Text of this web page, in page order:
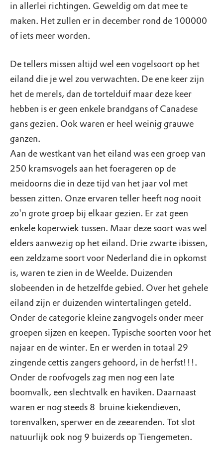
in allerlei richtingen. Geweldig om dat mee te
maken. Het zullen er in december rond de 100000
of iets meer worden.
De tellers missen altijd wel een vogelsoort op het
eiland die je wel zou verwachten. De ene keer zijn
het de merels, dan de tortelduif maar deze keer
hebben is er geen enkele brandgans of Canadese
gans gezien. Ook waren er heel weinig grauwe
ganzen.
Aan de westkant van het eiland was een groep van
250 kramsvogels aan het foerageren op de
meidoorns die in deze tijd van het jaar vol met
bessen zitten. Onze ervaren teller heeft nog nooit
zo'n grote groep bij elkaar gezien. Er zat geen
enkele koperwiek tussen. Maar deze soort was wel
elders aanwezig op het eiland. Drie zwarte ibissen,
een zeldzame soort voor Nederland die in opkomst
is, waren te zien in de Weelde. Duizenden
slobeenden in de hetzelfde gebied. Over het gehele
eiland zijn er duizenden wintertalingen geteld.
Onder de categorie kleine zangvogels onder meer
groepen sijzen en keepen. Typische soorten voor het
najaar en de winter. En er werden in totaal 29
zingende cettis zangers gehoord, in de herfst!!!.
Onder de roofvogels zag men nog een late
boomvalk, een slechtvalk en haviken. Daarnaast
waren er nog steeds 8 bruine kiekendieven,
torenvalken, sperwer en de zeearenden. Tot slot
natuurlijk ook nog 9 buizerds op Tiengemeten.